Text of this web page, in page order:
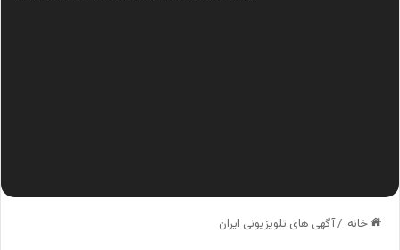
خانه /آگهی های تلویزیونی ایران